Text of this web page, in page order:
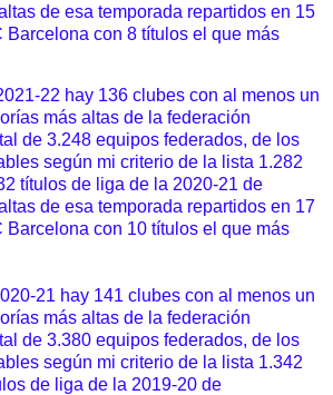
de esa temporada repartidos en 15
Barcelona con 8 títulos el que más
22 hay 136 clubes con al menos un
más altas de la federación
de 3.248 equipos federados, de los
según mi criterio de la lista 1.282
títulos de liga de la 2020-21 de
de esa temporada repartidos en 17
Barcelona con 10 títulos el que más
21 hay 141 clubes con al menos un
más altas de la federación
de 3.380 equipos federados, de los
según mi criterio de la lista 1.342
de liga de la 2019-20 de